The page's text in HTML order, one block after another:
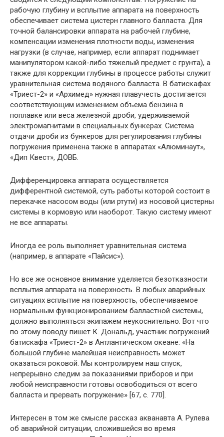
рабочую глубину и всплытие аппарата на поверхность
обеспечивает система цистерн главного балласта. Для
точной балансировки аппарата на рабочей глубине,
компенсации изменения плотности воды, изменения
нагрузки (в случае, например, если аппарат поднимает
манипулятором какой-либо тяжелый предмет с грунта), а
также для коррекции глубины в процессе работы служит
уравнительная система водяного балласта. В батискафах
«Триест-2» и «Архимед» нужная плавучесть достигается
соответствующим изменением объема бензина в
поплавке или веса железной дроби, удерживаемой
электромагнитами в специальных бункерах. Система
отдачи дроби из бункеров для регулирования глубины
погружения применена также в аппаратах «Алюминаут»,
«Дип Квест», ДОВБ.
Дифференцировка аппарата осуществляется
дифферентной системой, суть работы которой состоит в
перекачке насосом воды (или ртути) из носовой цистерны
системы в кормовую или наоборот. Такую систему имеют
не все аппараты.
Иногда ее роль выполняет уравнительная система
(например, в аппарате «Пайсис»).
Но все же основное внимание уделяется безотказности
всплытия аппарата на поверхность. В любых аварийных
ситуациях всплытие на поверхность, обеспечиваемое
нормальным функционированием балластной системы,
должно выполняться экипажем неукоснительно. Вот что
по этому поводу пишет К. Дональд, участник погружений
батискафа «Триест-2» в Антлантическом океане: «На
большой глубине малейшая неисправность может
оказаться роковой. Мы контролируем наш спуск,
непрерывно следим за показаниями приборов и при
любой неисправности готовы освободиться от всего
балласта и прервать погружение» [67, с. 770].
Интересен в том же смысле рассказ акванавта А. Рулева
об аварийной ситуации, сложившейся во время